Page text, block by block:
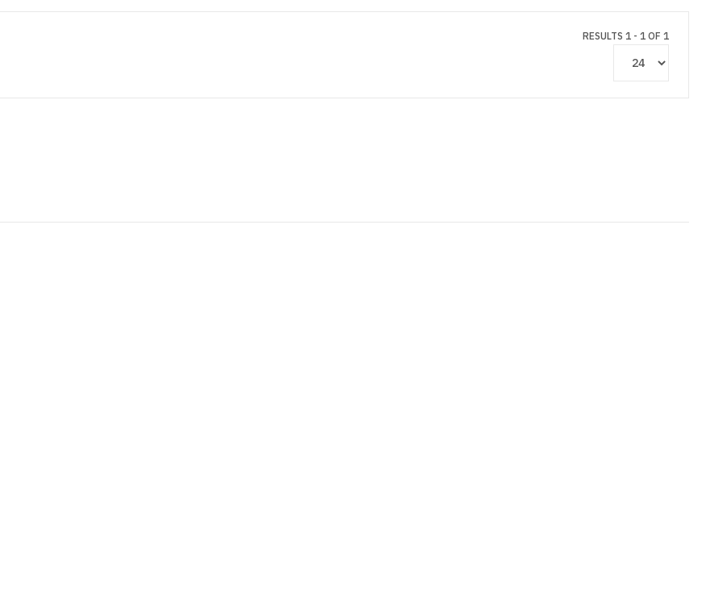
RESULTS 1 - 1 OF 1